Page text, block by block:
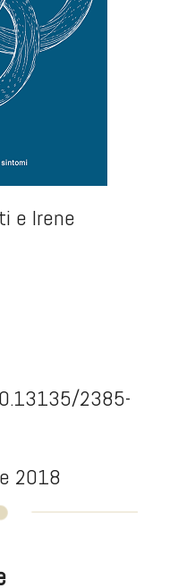
e Irene
2385-
2018